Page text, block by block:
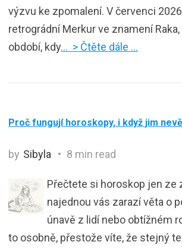
výzvu ke zpomalení. V červenci
retrográdní Merkur ve znamení
období, kdy… > Čtěte dále …
Proč fungují horoskopy, i když jim
by Sibyla 8 min read
Přečtete si horoskop jen ze
najednou vás zarazí věta o
únavě z lidí nebo obtížném
to osobně, přestože víte, že stejný